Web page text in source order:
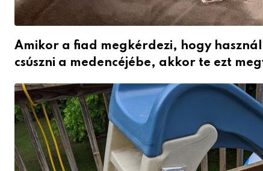
Amikor a fiad megkérdezi, hogy
csúszni a medencéjébe, akkor te ezt